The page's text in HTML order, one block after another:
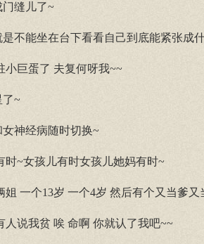
缝儿了~
不能坐在台下看看自己到底能紧张成
小巨蛋了 夫复何呀我~~
了~
神经病随时切换~
时~女孩儿有时女孩儿她妈有时~
姐 一个13岁 一个4岁 然后有个又当爹又
人说我贫 唉 命啊 你就认了我吧~~